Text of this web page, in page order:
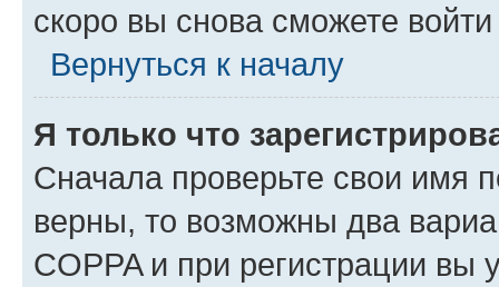
скоро вы снова сможете
Вернуться к началу
Я только что
Сначала проверьте свои имя
верны, то возможны два
COPPA и при регистрации вы